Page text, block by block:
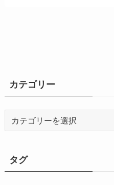
カテゴリー
ー
タグ